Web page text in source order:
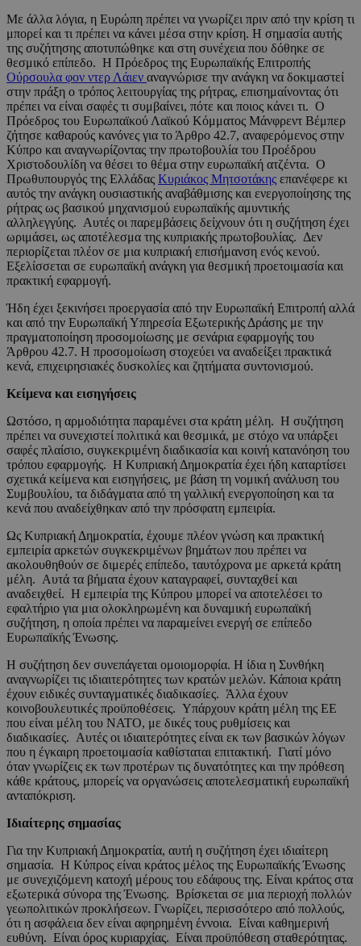
Με άλλα λόγια, η Ευρώπη πρέπει να γνωρίζει πριν από την κρίση τι
μπορεί και τι πρέπει να κάνει μέσα στην κρίση. Η σημασία αυτής
της συζήτησης αποτυπώθηκε και στη συνέχεια που δόθηκε σε
θεσμικό επίπεδο. Η Πρόεδρος της Ευρωπαϊκής Επιτροπής
Ούρσουλα φον ντερ Λάιεν αναγνώρισε την ανάγκη να δοκιμαστεί
στην πράξη ο τρόπος λειτουργίας της ρήτρας, επισημαίνοντας ότι
πρέπει να είναι σαφές τι συμβαίνει, πότε και ποιος κάνει τι. Ο
Πρόεδρος του Ευρωπαϊκού Λαϊκού Κόμματος Μάνφρεντ Βέμπερ
ζήτησε καθαρούς κανόνες για το Άρθρο 42.7, αναφερόμενος στην
Κύπρο και αναγνωρίζοντας την πρωτοβουλία του Προέδρου
Χριστοδουλίδη να θέσει το θέμα στην ευρωπαϊκή ατζέντα. Ο
Πρωθυπουργός της Ελλάδας Κυριάκος Μητσοτάκης επανέφερε κι
αυτός την ανάγκη ουσιαστικής αναβάθμισης και ενεργοποίησης της
ρήτρας ως βασικού μηχανισμού ευρωπαϊκής αμυντικής
αλληλεγγύης. Αυτές οι παρεμβάσεις δείχνουν ότι η συζήτηση έχει
ωριμάσει, ως αποτέλεσμα της κυπριακής πρωτοβουλίας. Δεν
περιορίζεται πλέον σε μια κυπριακή επισήμανση ενός κενού.
Εξελίσσεται σε ευρωπαϊκή ανάγκη για θεσμική προετοιμασία και
πρακτική εφαρμογή.
Ήδη έχει ξεκινήσει προεργασία από την Ευρωπαϊκή Επιτροπή αλλά
και από την Ευρωπαϊκή Υπηρεσία Εξωτερικής Δράσης με την
πραγματοποίηση προσομοίωσης με σενάρια εφαρμογής του
Άρθρου 42.7. Η προσομοίωση στοχεύει να αναδείξει πρακτικά
κενά, επιχειρησιακές δυσκολίες και ζητήματα συντονισμού.
Κείμενα και εισηγήσεις
Ωστόσο, η αρμοδιότητα παραμένει στα κράτη μέλη. Η συζήτηση
πρέπει να συνεχιστεί πολιτικά και θεσμικά, με στόχο να υπάρξει
σαφές πλαίσιο, συγκεκριμένη διαδικασία και κοινή κατανόηση του
τρόπου εφαρμογής. Η Κυπριακή Δημοκρατία έχει ήδη καταρτίσει
σχετικά κείμενα και εισηγήσεις, με βάση τη νομική ανάλυση του
Συμβουλίου, τα διδάγματα από τη γαλλική ενεργοποίηση και τα
κενά που αναδείχθηκαν από την πρόσφατη εμπειρία.
Ως Κυπριακή Δημοκρατία, έχουμε πλέον γνώση και πρακτική
εμπειρία αρκετών συγκεκριμένων βημάτων που πρέπει να
ακολουθηθούν σε διμερές επίπεδο, ταυτόχρονα με αρκετά κράτη
μέλη. Αυτά τα βήματα έχουν καταγραφεί, συνταχθεί και
αναδειχθεί. Η εμπειρία της Κύπρου μπορεί να αποτελέσει το
εφαλτήριο για μια ολοκληρωμένη και δυναμική ευρωπαϊκή
συζήτηση, η οποία πρέπει να παραμείνει ενεργή σε επίπεδο
Ευρωπαϊκής Ένωσης.
Η συζήτηση δεν συνεπάγεται ομοιομορφία. Η ίδια η Συνθήκη
αναγνωρίζει τις ιδιαιτερότητες των κρατών μελών. Κάποια κράτη
έχουν ειδικές συνταγματικές διαδικασίες. Άλλα έχουν
κοινοβουλευτικές προϋποθέσεις. Υπάρχουν κράτη μέλη της ΕΕ
που είναι μέλη του ΝΑΤΟ, με δικές τους ρυθμίσεις και
διαδικασίες. Αυτές οι ιδιαιτερότητες είναι εκ των βασικών λόγων
που η έγκαιρη προετοιμασία καθίσταται επιτακτική. Γιατί μόνο
όταν γνωρίζεις εκ των προτέρων τις δυνατότητες και την πρόθεση
κάθε κράτους, μπορείς να οργανώσεις αποτελεσματική ευρωπαϊκή
ανταπόκριση.
Ιδιαίτερης σημασίας
Για την Κυπριακή Δημοκρατία, αυτή η συζήτηση έχει ιδιαίτερη
σημασία. Η Κύπρος είναι κράτος μέλος της Ευρωπαϊκής Ένωσης
με συνεχιζόμενη κατοχή μέρους του εδάφους της. Είναι κράτος στα
εξωτερικά σύνορα της Ένωσης. Βρίσκεται σε μια περιοχή πολλών
γεωπολιτικών προκλήσεων. Γνωρίζει, περισσότερο από πολλούς,
ότι η ασφάλεια δεν είναι αφηρημένη έννοια. Είναι καθημερινή
ευθύνη. Είναι όρος κυριαρχίας. Είναι προϋπόθεση σταθερότητας.